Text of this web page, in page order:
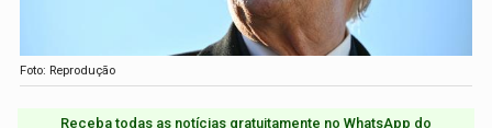
Foto: Reprodução
Receba todas as notícias gratuitamente no WhatsApp do